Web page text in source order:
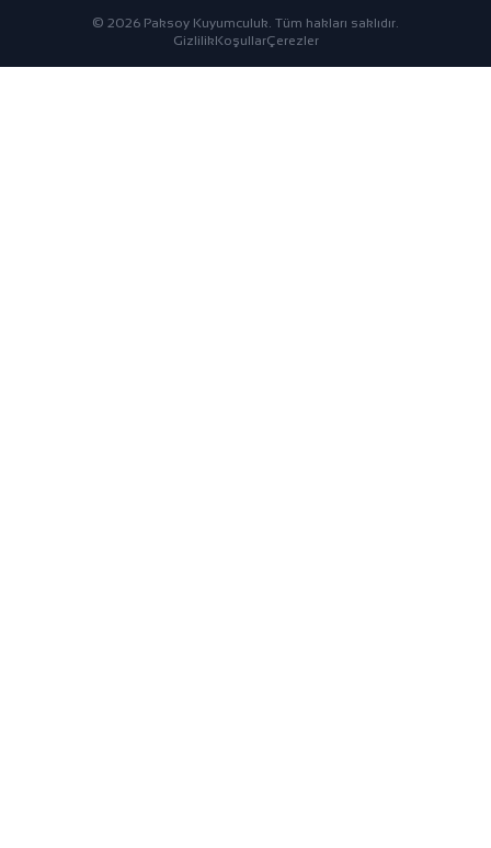
© 2026 Paksoy Kuyumculuk. Tüm hakları saklıdır.
GizlilikKoşullarÇerezler